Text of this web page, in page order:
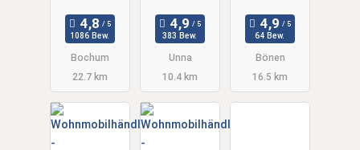
Co.KG
1086 Bew.
Bochum
22.7 km
383 Bew.
Unna
10.4 km
64 Bew.
Bönen
16.5 km